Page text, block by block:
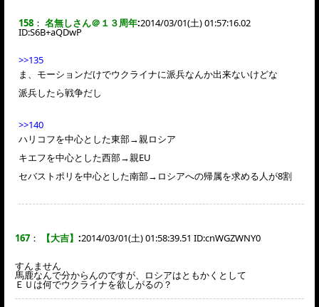
158 ： 名無しさん＠１３周年:2014/03/01(土) 01:57:16.02
ID:S6B+aQDwP
>>135
ま、モーションだけでウクライナに派兵なんか出来ないけどな
派兵したら戦争だし
>>140
ハリコフを中心とした東部→親ロシア
キエフを中心とした西部→親EU
セバストポリを中心とした南部→ロシアへの帰属を求める人が8割
167 ： 【大吉】 :2014/03/01(土) 01:58:39.51 ID:cnWGZWNY0
すんません
馬鹿なんで分からんのですが、ロシアはともかくとして
ＥＵは何でウクライナを欲しがるの？